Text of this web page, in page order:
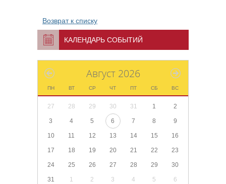
Возврат к списку
КАЛЕНДАРЬ СОБЫТИЙ
Август 2026
ПН ВТ СР ЧТ ПТ СБ ВС
27 28 29 30 31 1 2
3 4 5 6 7 8 9
10 11 12 13 14 15 16
17 18 19 20 21 22 23
24 25 26 27 28 29 30
31 1 2 3 4 5 6